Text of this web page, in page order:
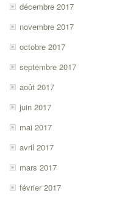
décembre 2017
novembre 2017
octobre 2017
septembre 2017
août 2017
juin 2017
mai 2017
avril 2017
mars 2017
février 2017